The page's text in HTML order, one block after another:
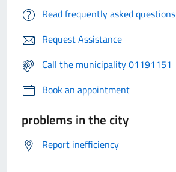
Read frequently asked questions
Request Assistance
Call the municipality 01191151
Book an appointment
problems in the city
Report inefficiency